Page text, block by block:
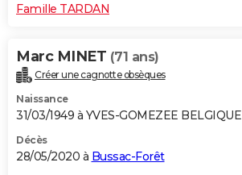
Famille TARDAN
Marc MINET (71 ans)
Créer une cagnotte obsèques
Naissance
31/03/1949 à YVES-GOMEZEE BELGIQUE
Décès
28/05/2020 à Bussac-Forêt